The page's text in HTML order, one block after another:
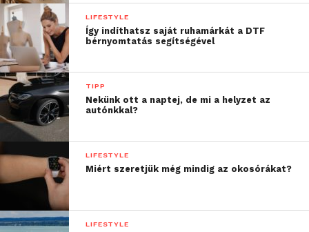
A hengeres cellák az átmérőnél nagyobb
hosszmérettel rendelkeznek, szabványos
méretekben elérhetők, a leggyakoribbak az AA és az
AAA, jelölésük az LR előtag.
Válassz hosszú eltarthatóságú, relatíve olcsó, egyszer
használatos alkáli elemeket akár tartalék
áramforrásnak is!
További friss híreket talál a Technokrata főoldalán!
Csatlakozzon hozzánk a
LIFESTYLE
Így indíthatsz saját ruhamárkát a DTF
bérnyomtatás segítségével
TIPP
Nekünk ott a naptej, de mi a helyzet az
autónkkal?
LIFESTYLE
Miért szeretjük még mindig az okosórákat?
LIFESTYLE